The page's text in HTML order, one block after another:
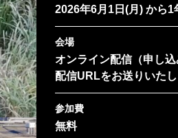
2026年6月1日(月) から1
会場
オンライン配信（申し
配信URLをお送りいたし
参加費
無料